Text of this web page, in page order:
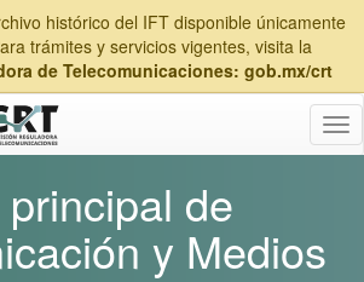
histórico del IFT disponible únicamente
trámites y servicios vigentes, visita la
de Telecomunicaciones: gob.mx/crt
de
y Medios